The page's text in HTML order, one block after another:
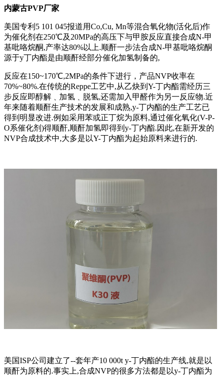
内蒙古PVP厂家
美国专利5 101 045报道用Co,Cu, Mn等混合氧化物(活化后)作
为催化剂在250℃及20MPa的高压下与甲胺反应直接合成N-甲
基吡咯烷酮,产率达80%以上.顺酐一步法合成N-甲基吡咯烷酮
源于y丁内酯是由顺酐经部分催化加氢制备的,
反应在150~170℃,2MPa的条件下进行，产品NVP收率在
70%~80%.在传统的Reppe工艺中,从乙炔到Y-丁内酯需经历三
步反应即醇解﹑加氢﹑脱氢,还需加入甲醛作为另一反应物.近
年来随着顺酐生产技术的发展和成熟,y-丁内酯的生产工艺已
得到明显改进.例如采用苯或正丁烷为原料,通过催化氧化(V-P-
O系催化剂)得顺酐,顺酐加氢即得到y-丁内酯.因此,在新开发的
NVP合成技术中,大多是以Y-丁内酯为起始原料来进行的.
美国ISP公司建立了--套年产10 000t y-丁内酯的生产线,就是以
顺酐为原料的.事实上,合成NVP的很多方法都是以y-丁内酯为